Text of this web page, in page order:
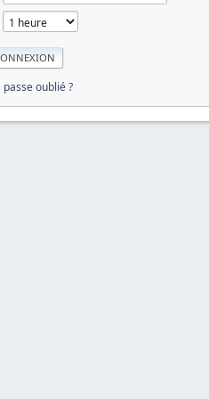
passe oublié ?